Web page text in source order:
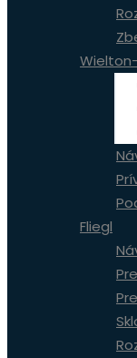
Fliegl